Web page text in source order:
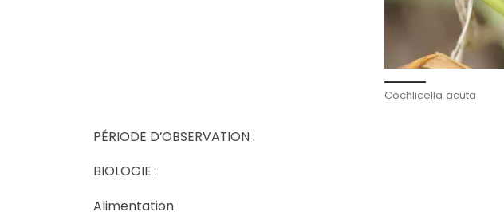
Cochlicella acuta
PÉRIODE D’OBSERVATION :
BIOLOGIE :
Alimentation